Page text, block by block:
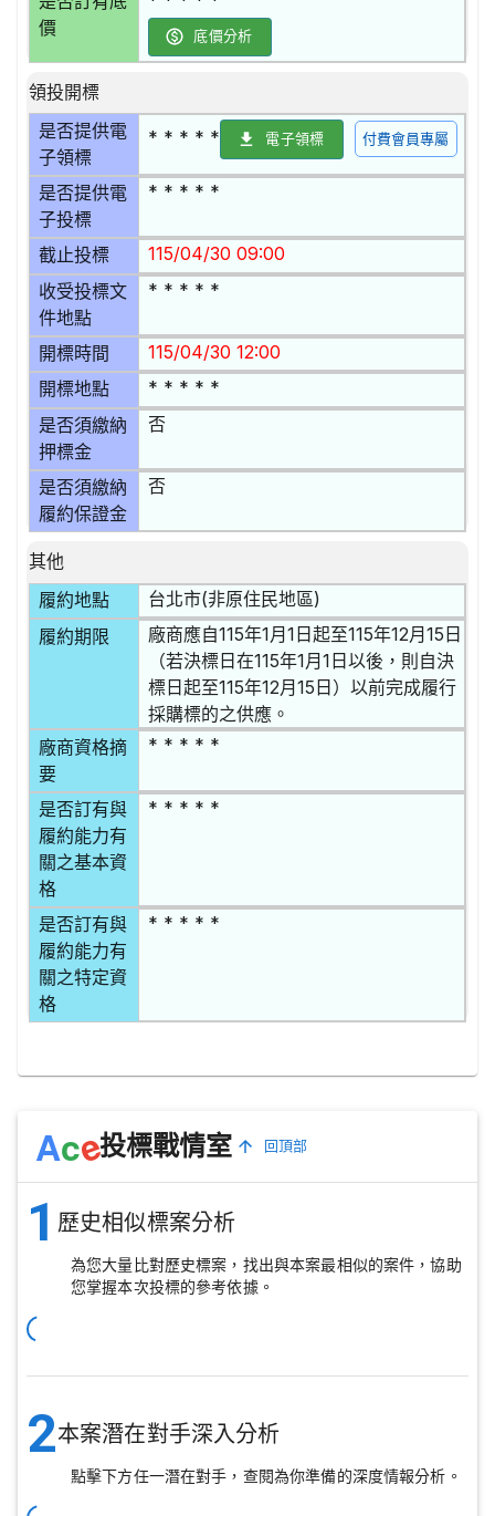
價
底價分析
領投開標
是否提供電
子領標
* * * * * 電子領標 付費會員專屬
是否提供電
子投標
* * * * *
截止投標 115/04/30 09:00
收受投標文
件地點
* * * * *
開標時間 115/04/30 12:00
開標地點 * * * * *
是否須繳納
押標金
否
是否須繳納
履約保證金
否
其他
履約地點
台北市(非原住民地區)
履約期限
廠商應自115年1月1日起至115年12月15日
（若決標日在115年1月1日以後，則自決
標日起至115年12月15日）以前完成履行
採購標的之供應。
廠商資格摘
要
* * * * *
是否訂有與
履約能力有
關之基本資
格
* * * * *
是否訂有與
履約能力有
關之特定資
格
* * * * *
Ace投標戰情室 回頂部
1 歷史相似標案分析
為您大量比對歷史標案，找出與本案最相似的案件，協助
您掌握本次投標的參考依據。
2本案潛在對手深入分析
點擊下方任一潛在對手，查閱為你準備的深度情報分析。